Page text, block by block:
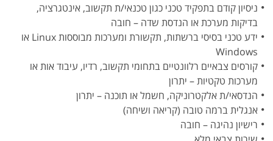
ניסיון קודם בתפקיד טכני כגון טכנאי/ת תקשוב, אינטגרציה,
בדיקות מערכת או הנדסת שדה – חובה
ידע טכני בסיסי ברשתות, תקשורת ומערכות מבוססות Linux או
Windows
קורסים צבאיים רלוונטיים בתחומי תקשוב, רדיו, עיבוד אות או
מערכות טקטיות – יתרון
הנדסאי/ת אלקטרוניקה, חשמל או תוכנה – יתרון
אנגלית ברמה טובה (קריאה ושיחה)
רישיון נהיגה – חובה